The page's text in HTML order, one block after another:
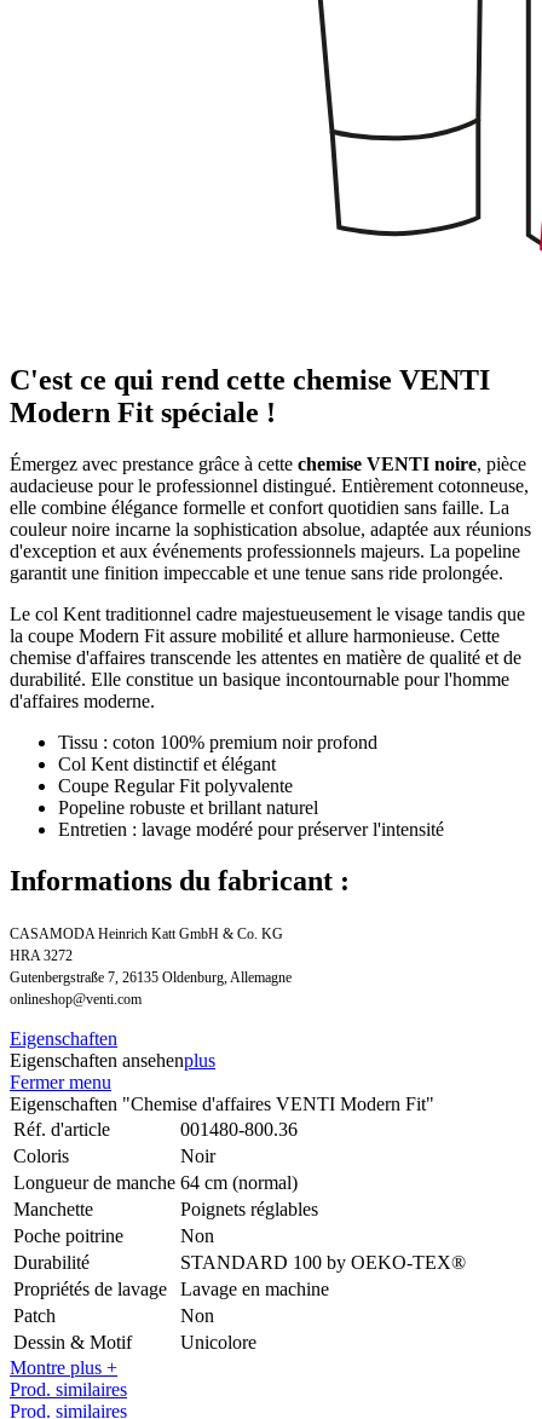
C'est ce qui rend cette chemise VENTI
Modern Fit spéciale !
Émergez avec prestance grâce à cette chemise VENTI noire, pièce
audacieuse pour le professionnel distingué. Entièrement cotonneuse,
elle combine élégance formelle et confort quotidien sans faille. La
couleur noire incarne la sophistication absolue, adaptée aux réunions
d'exception et aux événements professionnels majeurs. La popeline
garantit une finition impeccable et une tenue sans ride prolongée.
Le col Kent traditionnel cadre majestueusement le visage tandis que
la coupe Modern Fit assure mobilité et allure harmonieuse. Cette
chemise d'affaires transcende les attentes en matière de qualité et de
durabilité. Elle constitue un basique incontournable pour l'homme
d'affaires moderne.
Tissu : coton 100% premium noir profond
Col Kent distinctif et élégant
Coupe Regular Fit polyvalente
Popeline robuste et brillant naturel
Entretien : lavage modéré pour préserver l'intensité
Informations du fabricant :
CASAMODA Heinrich Katt GmbH & Co. KG
HRA 3272
Gutenbergstraße 7, 26135 Oldenburg, Allemagne
onlineshop@venti.com
Eigenschaften
Eigenschaften ansehenplus
Fermer menu
Eigenschaften "Chemise d'affaires VENTI Modern Fit"
Réf. d'article
001480-800.36
Coloris
Noir
Longueur de manche 64 cm (normal)
Manchette
Poignets réglables
Poche poitrine
Non
Durabilité
STANDARD 100 by OEKO-TEX®
Propriétés de lavage
Lavage en machine
Patch
Non
Dessin & Motif
Unicolore
Montre plus +
Prod. similaires
Prod. similaires